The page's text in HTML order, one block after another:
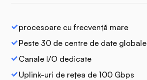
procesoare cu frecvență mare
Peste 30 de centre de date globale
Canale I/O dedicate
Uplink-uri de rețea de 100 Gbps